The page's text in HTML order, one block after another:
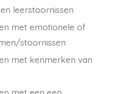
leerstoornissen
met emotionele of
stoornissen
met kenmerken van